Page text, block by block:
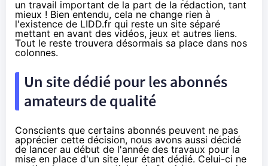
un travail important de la part de la rédaction, tant
mieux ! Bien entendu, cela ne change rien à
l'existence de LIDD.fr qui reste un site séparé
mettant en avant des vidéos, jeux et autres liens.
Tout le reste trouvera désormais sa place dans nos
colonnes.
Un site dédié pour les abonnés
amateurs de qualité
Conscients que certains abonnés peuvent ne pas
apprécier cette décision, nous avons aussi décidé
de lancer au début de l'année des travaux pour la
mise en place d'un site leur étant dédié. Celui-ci ne